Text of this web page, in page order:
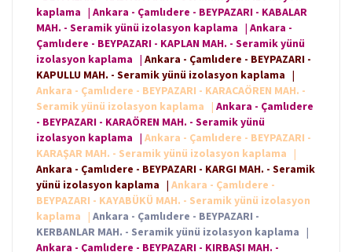
kaplama | Ankara - Çamlıdere - BEYPAZARI - KABALAR
MAH. - Seramik yünü izolasyon kaplama | Ankara -
Çamlıdere - BEYPAZARI - KAPLAN MAH. - Seramik yünü
izolasyon kaplama | Ankara - Çamlıdere - BEYPAZARI -
KAPULLU MAH. - Seramik yünü izolasyon kaplama |
Ankara - Çamlıdere - BEYPAZARI - KARACAÖREN MAH. -
Seramik yünü izolasyon kaplama
| Ankara - Çamlıdere
- BEYPAZARI - KARAÖREN MAH. - Seramik yünü
izolasyon kaplama | Ankara - Çamlıdere - BEYPAZARI -
KARAŞAR MAH. - Seramik yünü izolasyon kaplama
|
Ankara - Çamlıdere - BEYPAZARI - KARGI MAH. - Seramik
yünü izolasyon kaplama | Ankara - Çamlıdere -
BEYPAZARI - KAYABÜKÜ MAH. - Seramik yünü izolasyon
kaplama
| Ankara - Çamlıdere - BEYPAZARI -
KERBANLAR MAH. - Seramik yünü izolasyon kaplama |
Ankara - Çamlıdere - BEYPAZARI - KIRBAŞI MAH. -